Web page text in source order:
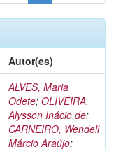
Autor(es)
ALVES, Maria
Odete; OLIVEIRA,
Alysson Inácio de;
CARNEIRO, Wendell
Márcio Araújo;